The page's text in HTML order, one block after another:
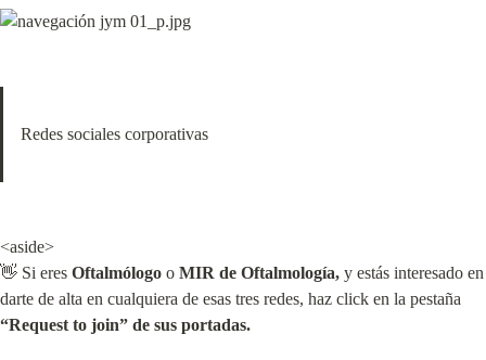
Redes sociales corporativas
<aside>
👋 Si eres Oftalmólogo o MIR de Oftalmología, y estás interesado en
“Request to join” de sus portadas.